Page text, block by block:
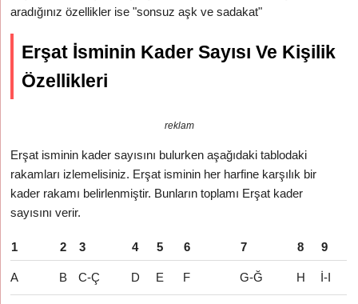
aradığınız özellikler ise "sonsuz aşk ve sadakat"
Erşat İsminin Kader Sayısı Ve Kişilik
Özellikleri
reklam
Erşat isminin kader sayısını bulurken aşağıdaki tablodaki
rakamları izlemelisiniz. Erşat isminin her harfine karşılık bir
kader rakamı belirlenmiştir. Bunların toplamı Erşat kader
sayısını verir.
1 2 3 4 5 6 7 8 9
A B C-Ç D E F G-Ğ H İ-I